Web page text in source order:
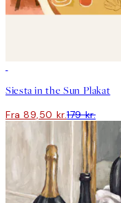
Siesta in the Sun Plakat
Fra 89,50 kr.179 kr.